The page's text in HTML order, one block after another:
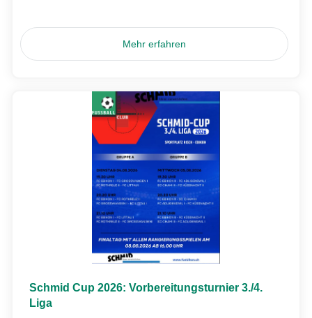
Mehr erfahren
Schmid Cup 2026: Vorbereitungsturnier 3./4.
Liga